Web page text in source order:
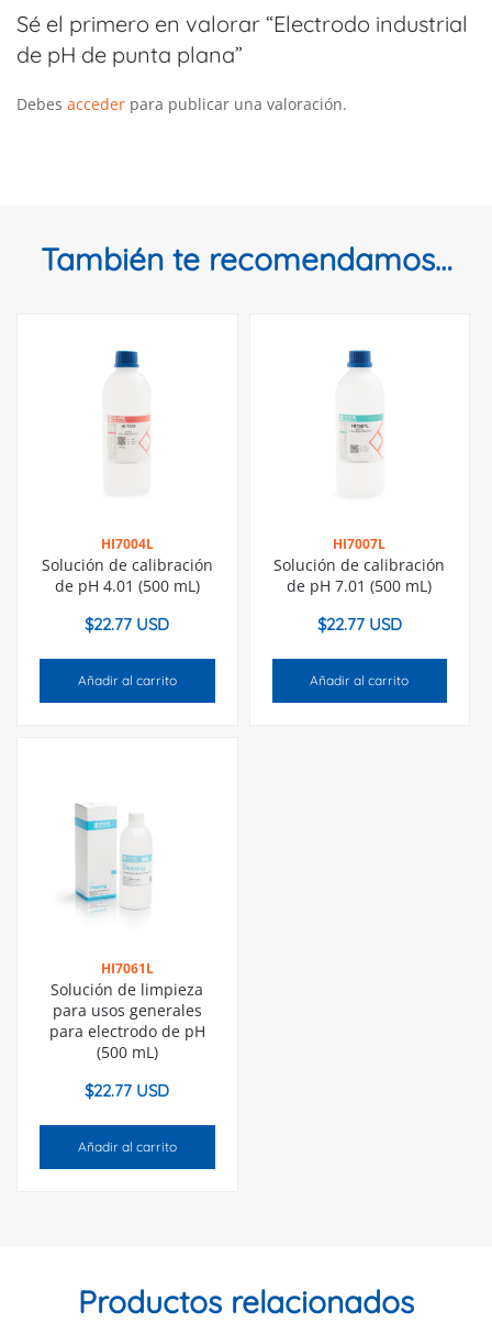
Sé el primero en valorar “Electrodo industrial
de pH de punta plana”
Debes acceder para publicar una valoración.
También te recomendamos…
HI7004L
Solución de calibración
de pH 4.01 (500 mL)
$22.77 USD
Añadir al carrito
HI7007L
Solución de calibración
de pH 7.01 (500 mL)
$22.77 USD
Añadir al carrito
HI7061L
Solución de limpieza
para usos generales
para electrodo de pH
(500 mL)
$22.77 USD
Añadir al carrito
Productos relacionados